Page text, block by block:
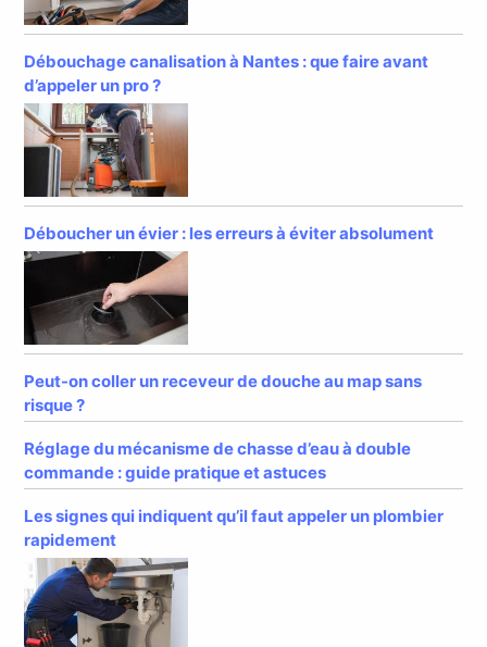
Débouchage canalisation à Nantes : que faire avant
d’appeler un pro ?
Déboucher un évier : les erreurs à éviter absolument
Peut-on coller un receveur de douche au map sans
risque ?
Réglage du mécanisme de chasse d’eau à double
commande : guide pratique et astuces
Les signes qui indiquent qu’il faut appeler un plombier
rapidement